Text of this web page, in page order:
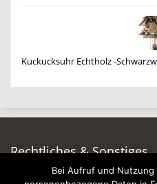
Kuckucksuhr Echtholz -
Rechtliches & Sonstiges
Auf dieser Seite werben
Bei Aufruf und